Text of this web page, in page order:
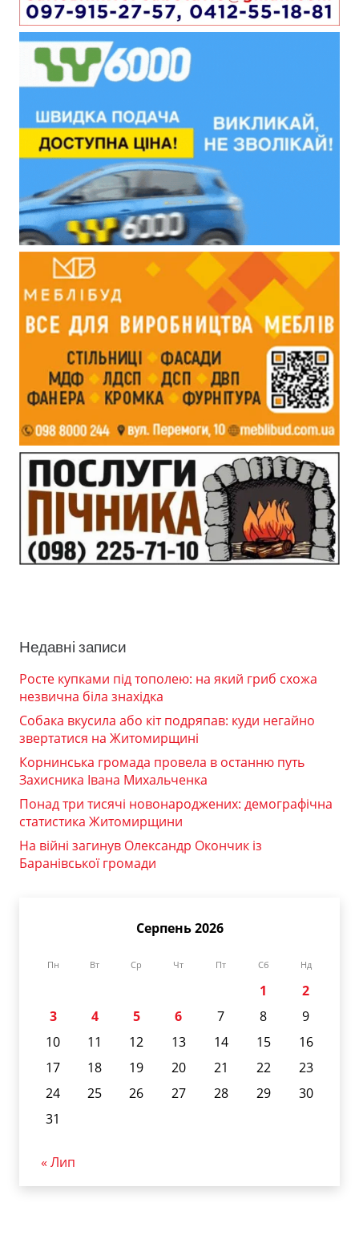
Недавні записи
Росте купками під тополею: на який гриб схожа
незвична біла знахідка
Собака вкусила або кіт подряпав: куди негайно
звертатися на Житомирщині
Корнинська громада провела в останню путь
Захисника Івана Михальченка
Понад три тисячі новонароджених: демографічна
статистика Житомирщини
На війні загинув Олександр Окончик із
Баранівської громади
Серпень 2026
Пн Вт Ср Чт Пт Сб Нд
1
2
3
4 5 6 7 8
9
10
11 12 13 14 15
16
17
18 19 20 21 22
23
24
25 26 27 28 29
30
31
« Лип